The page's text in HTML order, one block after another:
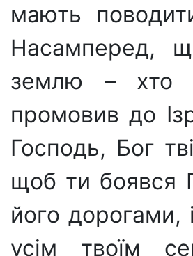
мають
Насамперед,
землю – хто
промовив до
Господь, Бог
щоб ти боявся
його дорогами,
усім твоїм